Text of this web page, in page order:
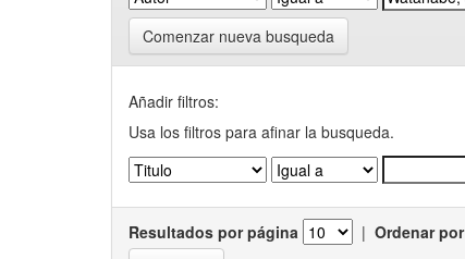
Comenzar nueva busqueda
Añadir filtros:
Usa los filtros para afinar la busqueda.
Resultados por página | Ordenar por